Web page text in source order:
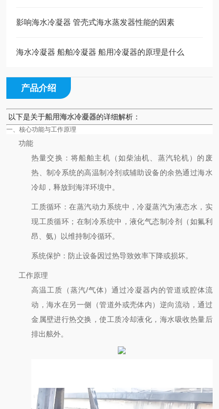
影响海水冷凝器 管壳式海水蒸发器性能的因素
海水冷凝器 船舶冷凝器 船用冷凝器的原理是什么
产品介绍
以下是关于船用海水冷凝器的详细解析：
一、核心功能与工作原理
功能
热量交换 ：将船舶主机（如柴油机、蒸汽轮机）的废
热、制冷系统的高温制冷剂或辅助设备的余热通过海水
冷却，释放到海洋环境中。
工质循环 ：在蒸汽动力系统中，冷凝蒸汽为液态水，实
现工质循环；在制冷系统中，液化气态制冷剂（如氟利
昂、氨）以维持制冷循环。
系统保护 ：防止设备因过热导致效率下降或损坏。
工作原理
高温工质（蒸汽/气体）通过冷凝器内的管道或腔体流
动，海水在另一侧（管道外或壳体内）逆向流动，通过
金属壁进行热交换，使工质冷却液化，海水吸收热量后
排出舷外。